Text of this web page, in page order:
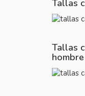
Tallas
Tallas
hombre